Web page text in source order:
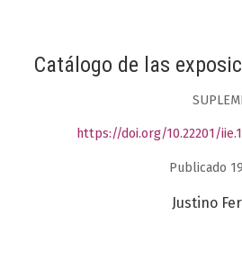
Catálogo de las
https://doi.org/10.22201/
Publicado
Justino